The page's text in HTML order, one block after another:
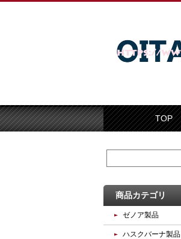
TOP
商品カテゴリ
ゼノア製品
ハスクバーナ製品